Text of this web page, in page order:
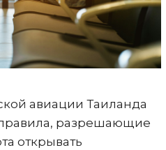
авиации Таиланда
разрешающие
открывать